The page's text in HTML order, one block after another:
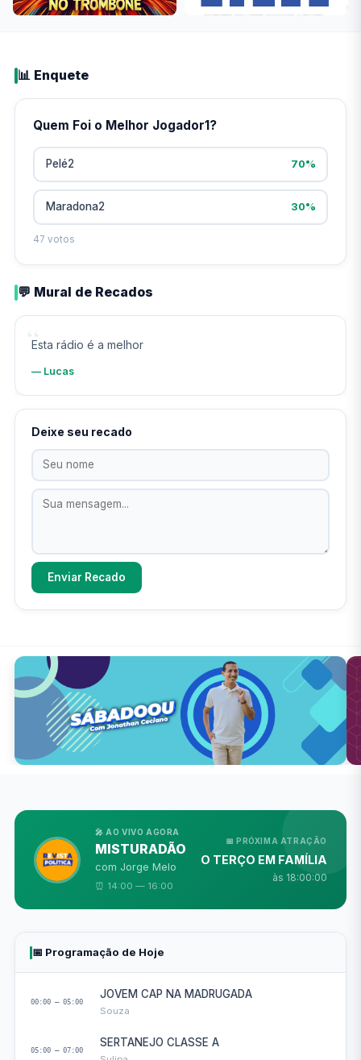
📊 Enquete
Quem Foi o Melhor Jogador1?
Pelé2 70%
Maradona2 30%
47 votos
💬 Mural de Recados
“
Esta rádio é a melhor
— Lucas
Deixe seu recado
Enviar Recado
🎤 AO VIVO AGORA
MISTURADÃO
com Jorge Melo
⏰ 14:00 — 16:00
📅 PRÓXIMA ATRAÇÃO
O TERÇO EM FAMÍLIA
às 18:00:00
📅 Programação de Hoje
00:00 — 05:00
JOVEM CAP NA MADRUGADA
Souza
05:00 — 07:00
SERTANEJO CLASSE A